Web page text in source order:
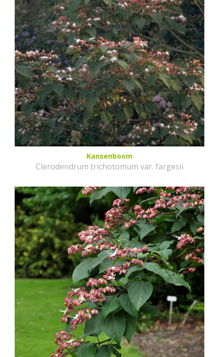
Kansenboom
Clerodendrum trichotomum var. fargesii